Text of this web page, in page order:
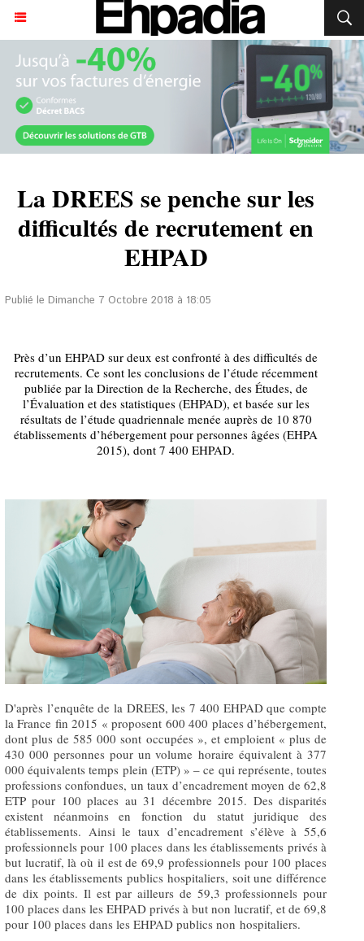
La DREES se penche sur les
difficultés de recrutement en
EHPAD
Publié le Dimanche 7 Octobre 2018 à 18:05
Près d’un EHPAD sur deux est confronté à des difficultés de
recrutements. Ce sont les conclusions de l’étude récemment
publiée par la Direction de la Recherche, des Études, de
l’Évaluation et des statistiques (EHPAD), et basée sur les
résultats de l’étude quadriennale menée auprès de 10 870
établissements d’hébergement pour personnes âgées (EHPA
2015), dont 7 400 EHPAD.
D'après l’enquête de la DREES, les 7 400 EHPAD que compte
la France fin 2015 « proposent 600 400 places d’hébergement,
dont plus de 585 000 sont occupées », et emploient « plus de
430 000 personnes pour un volume horaire équivalent à 377
000 équivalents temps plein (ETP) » – ce qui représente, toutes
professions confondues, un taux d’encadrement moyen de 62,8
ETP pour 100 places au 31 décembre 2015. Des disparités
existent néanmoins en fonction du statut juridique des
établissements. Ainsi le taux d’encadrement s’élève à 55,6
professionnels pour 100 places dans les établissements privés à
but lucratif, là où il est de 69,9 professionnels pour 100 places
dans les établissements publics hospitaliers, soit une différence
de dix points. Il est par ailleurs de 59,3 professionnels pour
100 places dans les EHPAD privés à but non lucratif, et de 69,8
pour 100 places dans les EHPAD publics non hospitaliers.